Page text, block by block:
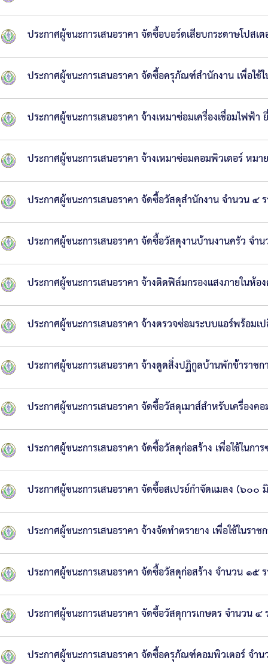
ประกาศผู้ชนะการเสนอราคา จัดซื้อบอร์ดเสียบกระดาษโปสเ
ประกาศผู้ชนะการเสนอราคา จัดซื้อครุภัณฑ์สำนักงาน เพื่อใช้
ประกาศผู้ชนะการเสนอราคา จ้างเหมาซ่อมเครื่องเชื่อมไ
ประกาศผู้ชนะการเสนอราคา จ้างเหมาซ่อมคอมพิวเตอร์ ห
ประกาศผู้ชนะการเสนอราคา จัดซื้อวัสดุสำนักงาน จำนวน ๔ ร
ประกาศผู้ชนะการเสนอราคา จัดซื้อวัสดุงานบ้านงานครัว จำน
ประกาศผู้ชนะการเสนอราคา จ้างติดฟิล์มกรองแสงภายในห้
ประกาศผู้ชนะการเสนอราคา จ้างตรวจซ่อมระบบแอร์พร้อม
ประกาศผู้ชนะการเสนอราคา จ้างดูดสิ่งปฏิกูลบ้านพักข้้าราช
ประกาศผู้ชนะการเสนอราคา จัดซื้อวัสดุเมาส์สำหรับเครื่องค
ประกาศผู้ชนะการเสนอราคา จัดซื้อวัสดุก่อสร้าง เพื่อใช้ใน
ประกาศผู้ชนะการเสนอราคา จัดซื้อสเปรย์กำจัดแมลง (๖๐๐
ประกาศผู้ชนะการเสนอราคา จ้างจัดทำตรายาง เพื่อใช้ในรา
ประกาศผู้ชนะการเสนอราคา จัดซื้อวัสดุก่อสร้าง จำนวน ๑๕ ร
ประกาศผู้ชนะการเสนอราคา จัดซื้อวัสดุการเกษตร จำนวน ๔
ประกาศผู้ชนะการเสนอราคา จัดซื้อครุภัณฑ์คอมพิวเตอร์ จำน